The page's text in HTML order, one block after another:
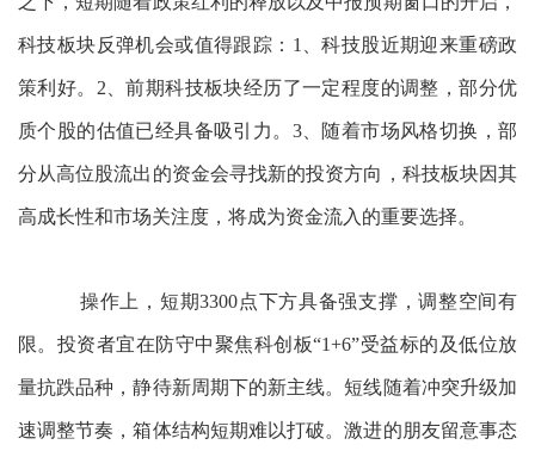
科技板块反弹机会或值得跟踪：1、科技股近期迎来重磅政
策利好。2、前期科技板块经历了一定程度的调整，部分优
质个股的估值已经具备吸引力。3、随着市场风格切换，部
分从高位股流出的资金会寻找新的投资方向，科技板块因其
高成长性和市场关注度，将成为资金流入的重要选择。
操作上，短期3300点下方具备强支撑，调整空间有
限。投资者宜在防守中聚焦科创板“1+6”受益标的及低位放
量抗跌品种，静待新周期下的新主线。短线随着冲突升级加
速调整节奏，箱体结构短期难以打破。激进的朋友留意事态